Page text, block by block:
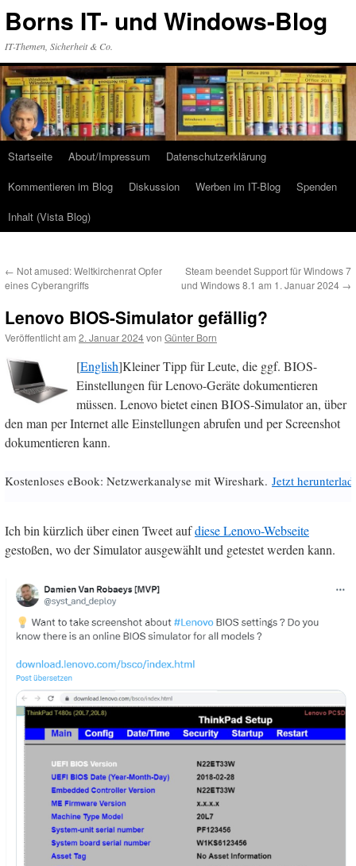
Inhalt
Borns IT- und Windows-Blog
IT-Themen, Sicherheit & Co.
Startseite About/Impressum
Datenschutzerklärung
Kommentieren im Blog
Diskussion Werben im IT-Blog
Spenden
Inhalt (Vista Blog)
← Not amused: Weltkirchenrat Opfer
eines Cyberangriffs
Steam beendet Support für Windows 7
und Windows 8.1 am 1. Januar 2024 →
Lenovo BIOS-Simulator gefällig?
Veröffentlicht am 2. Januar 2024von Günter Born
[English]Kleiner Tipp für Leute, die ggf. BIOS-
Einstellungen für Lenovo-Geräte dokumentieren
müssen. Lenovo bietet einen BIOS-Simulator an, über
den man per Internet alle Einstellungen abrufen und per Screenshot
dokumentieren kann.
Kostenloses eBook: Netzwerkanalyse mit Wireshark. Jetzt
Ich bin kürzlich über einen Tweet aufdiese Lenovo-Webseite
gestoßen, wo der Simulator ausgewählt und getestet werden kann.